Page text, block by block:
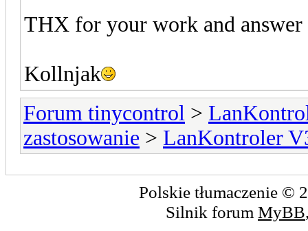
THX for your work and answer
Kollnjak
Forum tinycontrol >
zastosowanie > LanKontroler
Polskie tłumaczenie ©
Silnik forum MyBB